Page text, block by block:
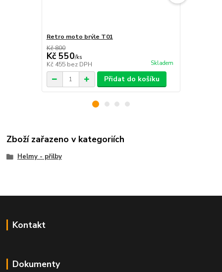
Retro moto brýle T01
Kč 800
Kč 550/ks
Kč 455 bez DPH Skladem
Přidat do košíku
Zboží zařazeno v kategoriích
Helmy - přilby
Kontakt
Dokumenty